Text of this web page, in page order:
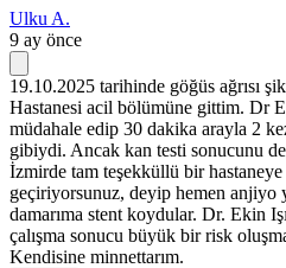
Ulku A.
9 ay önce
19.10.2025 tarihinde göğüs ağrısı
Hastanesi acil bölümüne gittim. Dr
müdahale edip 30 dakika arayla 2
gibiydi. Ancak kan testi sonucunu
İzmirde tam teşekküllü bir
geçiriyorsunuz, deyip hemen anjiyo
damarıma stent koydular. Dr. Ekin
çalışma sonucu büyük bir risk
Kendisine minnettarım.